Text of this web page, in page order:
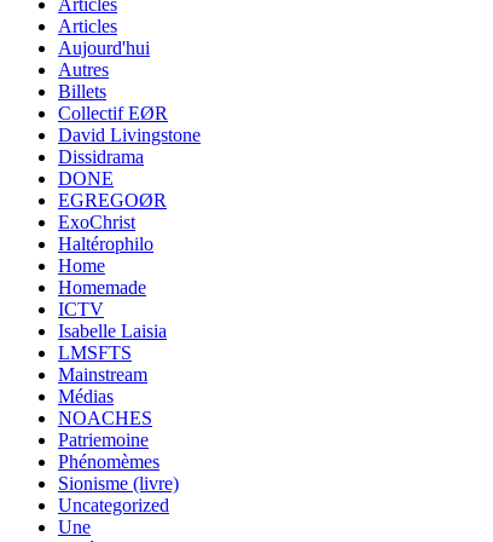
Articles
Aujourd'hui
Autres
Billets
Collectif EØR
David Livingstone
Dissidrama
DONE
EGREGOØR
ExoChrist
Haltérophilo
Home
Homemade
ICTV
Isabelle Laisia
LMSFTS
Mainstream
Médias
NOACHES
Patriemoine
Phénomèmes
Sionisme (livre)
Uncategorized
Une